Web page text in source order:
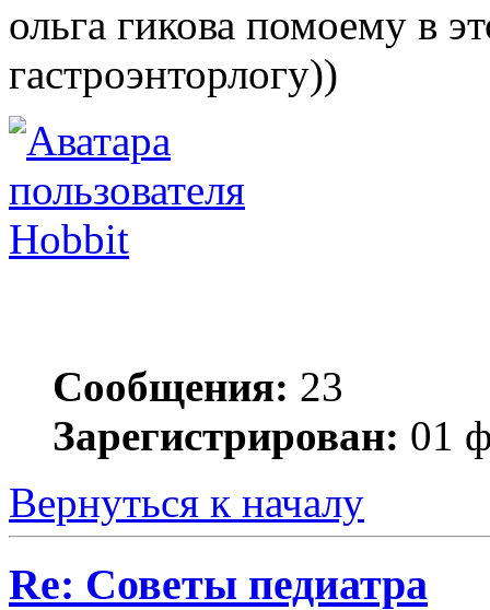
ольга гикова помоему в
гастроэнторлогу))
Hobbit
Сообщения: 23
Зарегистрирован: 01
Вернуться к началу
Re: Советы педиатра